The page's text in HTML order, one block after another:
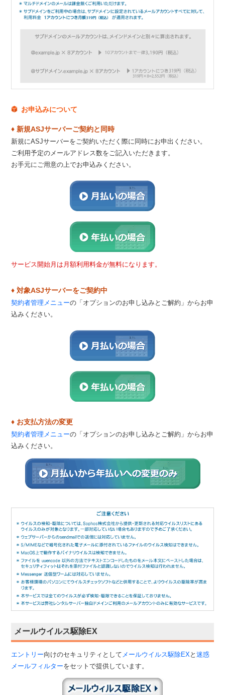
お申込みについて
♦ 新規ASJサーバーご契約と同時
新規にASJサーバーをご契約いただく際に同時にお申出ください。
ご利用予定のメールアドレス数をご記入いただきます。
お手元にご用意の上でお申込みください。
サービス開始月は月額利用料金が無料になります。
♦ 対象ASJサーバーをご契約中
契約者管理メニューの「オプションのお申し込みとご解約」からお申
込みください。
♦ お支払方法の変更
契約者管理メニューの「オプションのお申し込みとご解約」からお申
込みください。
メールウイルス駆除EX
エントリー向けのセキュリティとして メールウイルス駆除EX と迷惑
メールフィルターをセットで提供しています。